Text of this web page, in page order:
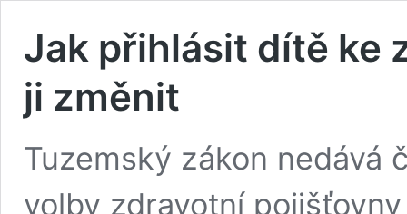
Jak přihlásit dítě ke
ji změnit
Tuzemský zákon nedává
volby zdravotní